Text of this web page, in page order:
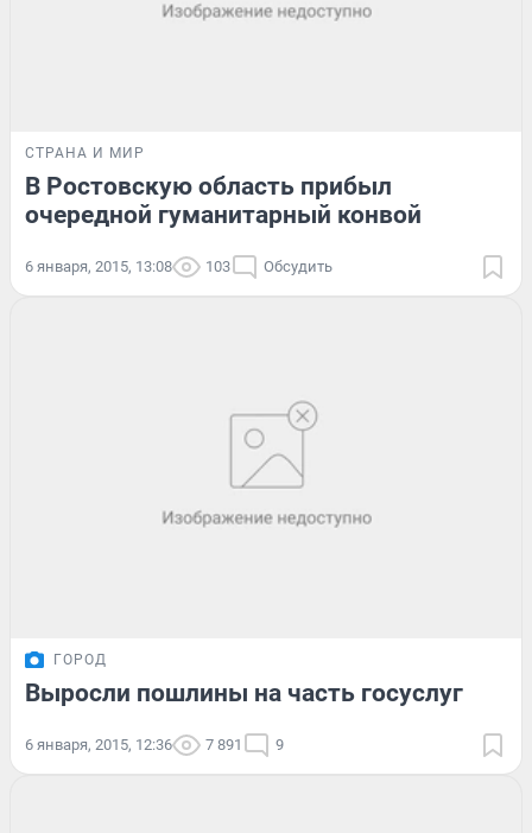
СТРАНА И МИР
В Ростовскую область прибыл
очередной гуманитарный конвой
6 января, 2015, 13:08 103 Обсудить
ГОРОД
Выросли пошлины на часть госуслуг
6 января, 2015, 12:36 7 891 9